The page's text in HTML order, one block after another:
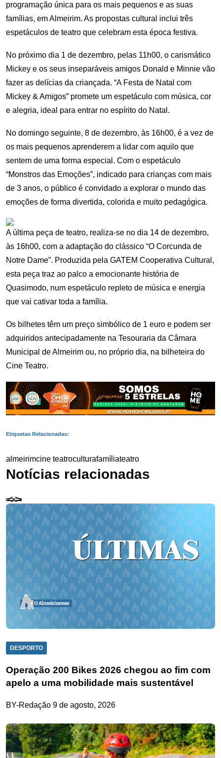
programação única para os mais pequenos e as suas
famílias, em Almeirim. As propostas cultural inclui três
espetáculos de teatro que celebram esta época festiva.
No próximo dia 1 de dezembro, pelas 11h00, o carismático
Mickey e os seus inseparáveis amigos Donald e Minnie vão
fazer as delícias da criançada. “A Festa de Natal com
Mickey & Amigos” promete um espetáculo com música, cor
e alegria, ideal para entrar no espírito do Natal.
No domingo seguinte, 8 de dezembro, às 16h00, é a vez de
os mais pequenos aprenderem a lidar com aquilo que
sentem de uma forma especial. Com o espetáculo
“Monstros das Emoções”, indicado para crianças com mais
de 3 anos, o público é convidado a explorar o mundo das
emoções de forma divertida, colorida e muito pedagógica.
A última peça de teatro, realiza-se no dia 14 de dezembro,
às 16h00, com a adaptação do clássico “O Corcunda de
Notre Dame”. Produzida pela GATEM Cooperativa Cultural,
esta peça traz ao palco a emocionante história de
Quasimodo, num espetáculo repleto de música e energia
que vai cativar toda a família.
Os bilhetes têm um preço simbólico de 1 euro e podem ser
adquiridos antecipadamente na Tesouraria da Câmara
Municipal de Almeirim ou, no próprio dia, na bilheteira do
Cine Teatro.
Etiquetas Relacionadas:
almeirimcine teatroculturafamíliateatro
Notícias relacionadas
DESPORTO
Operação 200 Bikes 2026 chegou ao fim com
apelo a uma mobilidade mais sustentável
BY-Redação 9 de agosto, 2026